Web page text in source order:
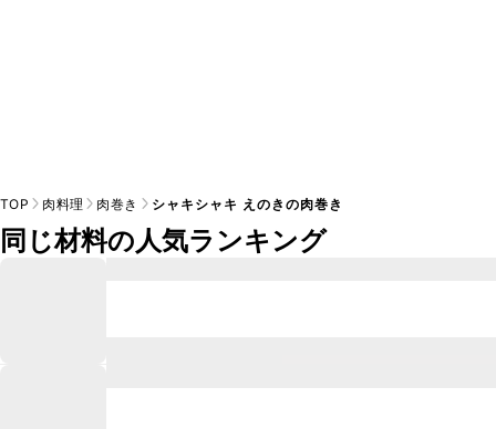
TOP 肉料理 肉巻き シャキシャキ えのきの肉巻き
同じ材料の人気ランキング